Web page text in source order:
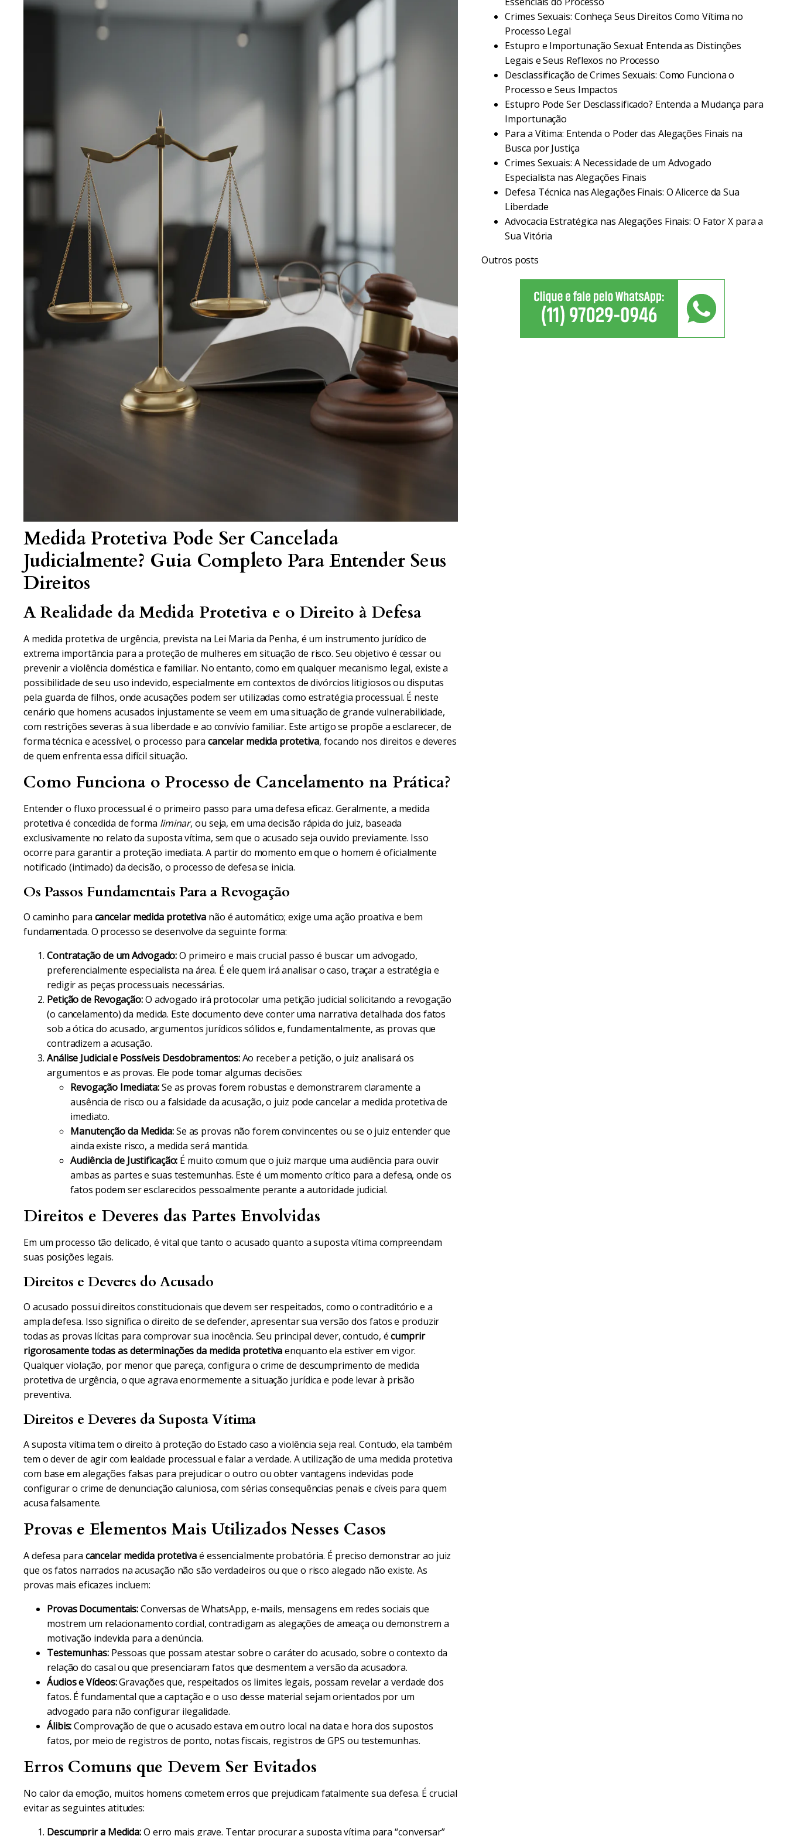
Medida Protetiva Pode Ser Cancelada
Judicialmente? Guia Completo Para Entender Seus
Direitos
A Realidade da Medida Protetiva e o Direito à Defesa
A medida protetiva de urgência, prevista na Lei Maria da Penha, é um instrumento jurídico de
extrema importância para a proteção de mulheres em situação de risco. Seu objetivo é cessar ou
prevenir a violência doméstica e familiar. No entanto, como em qualquer mecanismo legal, existe a
possibilidade de seu uso indevido, especialmente em contextos de divórcios litigiosos ou disputas
pela guarda de filhos, onde acusações podem ser utilizadas como estratégia processual. É neste
cenário que homens acusados injustamente se veem em uma situação de grande vulnerabilidade,
com restrições severas à sua liberdade e ao convívio familiar. Este artigo se propõe a esclarecer, de
forma técnica e acessível, o processo para cancelar medida protetiva, focando nos direitos e deveres
de quem enfrenta essa difícil situação.
Como Funciona o Processo de Cancelamento na Prática?
Entender o fluxo processual é o primeiro passo para uma defesa eficaz. Geralmente, a medida
protetiva é concedida de forma liminar, ou seja, em uma decisão rápida do juiz, baseada
exclusivamente no relato da suposta vítima, sem que o acusado seja ouvido previamente. Isso
ocorre para garantir a proteção imediata. A partir do momento em que o homem é oficialmente
notificado (intimado) da decisão, o processo de defesa se inicia.
Os Passos Fundamentais Para a Revogação
O caminho para cancelar medida protetiva não é automático; exige uma ação proativa e bem
fundamentada. O processo se desenvolve da seguinte forma:
Contratação de um Advogado:O primeiro e mais crucial passo é buscar um advogado,
preferencialmente especialista na área. É ele quem irá analisar o caso, traçar a estratégia e
redigir as peças processuais necessárias.
Petição de Revogação:O advogado irá protocolar uma petição judicial solicitando a revogação
(o cancelamento) da medida. Este documento deve conter uma narrativa detalhada dos fatos
sob a ótica do acusado, argumentos jurídicos sólidos e, fundamentalmente, as provas que
contradizem a acusação.
Análise Judicial e Possíveis Desdobramentos:Ao receber a petição, o juiz analisará os
argumentos e as provas. Ele pode tomar algumas decisões:
Revogação Imediata:Se as provas forem robustas e demonstrarem claramente a
ausência de risco ou a falsidade da acusação, o juiz pode cancelar a medida protetiva de
imediato.
Manutenção da Medida:Se as provas não forem convincentes ou se o juiz entender que
ainda existe risco, a medida será mantida.
Audiência de Justificação: É muito comum que o juiz marque uma audiência para ouvir
ambas as partes e suas testemunhas. Este é um momento crítico para a defesa, onde os
fatos podem ser esclarecidos pessoalmente perante a autoridade judicial.
Direitos e Deveres das Partes Envolvidas
Em um processo tão delicado, é vital que tanto o acusado quanto a suposta vítima compreendam
suas posições legais.
Direitos e Deveres do Acusado
O acusado possui direitos constitucionais que devem ser respeitados, como o contraditório e a
ampla defesa. Isso significa o direito de se defender, apresentar sua versão dos fatos e produzir
todas as provas lícitas para comprovar sua inocência. Seu principal dever, contudo, écumprir
rigorosamente todas as determinações da medida protetivaenquanto ela estiver em vigor.
Qualquer violação, por menor que pareça, configura o crime de descumprimento de medida
protetiva de urgência, o que agrava enormemente a situação jurídica e pode levar à prisão
preventiva.
Direitos e Deveres da Suposta Vítima
A suposta vítima tem o direito à proteção do Estado caso a violência seja real. Contudo, ela também
tem o dever de agir com lealdade processual e falar a verdade. A utilização de uma medida protetiva
com base em alegações falsas para prejudicar o outro ou obter vantagens indevidas pode
configurar o crime de denunciação caluniosa, com sérias consequências penais e cíveis para quem
acusa falsamente.
Provas e Elementos Mais Utilizados Nesses Casos
A defesa para cancelar medida protetivaé essencialmente probatória. É preciso demonstrar ao juiz
que os fatos narrados na acusação não são verdadeiros ou que o risco alegado não existe. As
provas mais eficazes incluem:
Provas Documentais:Conversas de WhatsApp, e-mails, mensagens em redes sociais que
mostrem um relacionamento cordial, contradigam as alegações de ameaça ou demonstrem a
motivação indevida para a denúncia.
Testemunhas:Pessoas que possam atestar sobre o caráter do acusado, sobre o contexto da
relação do casal ou que presenciaram fatos que desmentem a versão da acusadora.
Áudios e Vídeos:Gravações que, respeitados os limites legais, possam revelar a verdade dos
fatos. É fundamental que a captação e o uso desse material sejam orientados por um
advogado para não configurar ilegalidade.
Álibis:Comprovação de que o acusado estava em outro local na data e hora dos supostos
fatos, por meio de registros de ponto, notas fiscais, registros de GPS ou testemunhas.
Erros Comuns que Devem Ser Evitados
No calor da emoção, muitos homens cometem erros que prejudicam fatalmente sua defesa. É crucial
evitar as seguintes atitudes:
Descumprir a Medida:O erro mais grave. Tentar procurar a suposta vítima para “conversar”
Crimes Sexuais: Conheça Seus Direitos Como Vítima no
Processo Legal
Estupro e Importunação Sexual: Entenda as Distinções
Legais e Seus Reflexos no Processo
Desclassificação de Crimes Sexuais: Como Funciona o
Processo e Seus Impactos
Estupro Pode Ser Desclassificado? Entenda a Mudança para
Importunação
Para a Vítima: Entenda o Poder das Alegações Finais na
Busca por Justiça
Crimes Sexuais: A Necessidade de um Advogado
Especialista nas Alegações Finais
Defesa Técnica nas Alegações Finais: O Alicerce da Sua
Liberdade
Advocacia Estratégica nas Alegações Finais: O Fator X para a
Sua Vitória
Outros posts